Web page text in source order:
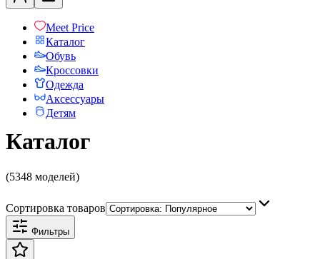
Meet Price
Каталог
Обувь
Кроссовки
Одежда
Аксессуары
Детям
Каталог
(5348 моделей)
Сортировка товаров
Фильтры